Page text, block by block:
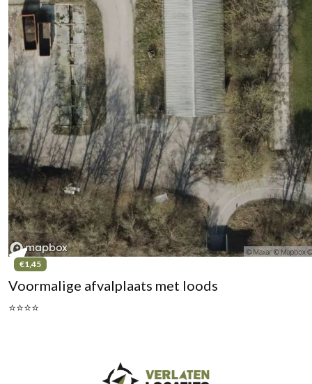
€1,45
Voormalige afvalplaats met loods
⭐⭐⭐⭐